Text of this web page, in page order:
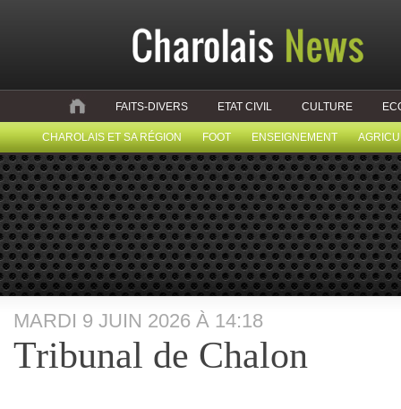
FAITS-DIVERS ETAT CIVIL CULTURE
CHAROLAIS ET SA RÉGION FOOT ENSEIGNEMENT
MARDI 9 JUIN 2026 À 14:18
Tribunal de Chalon